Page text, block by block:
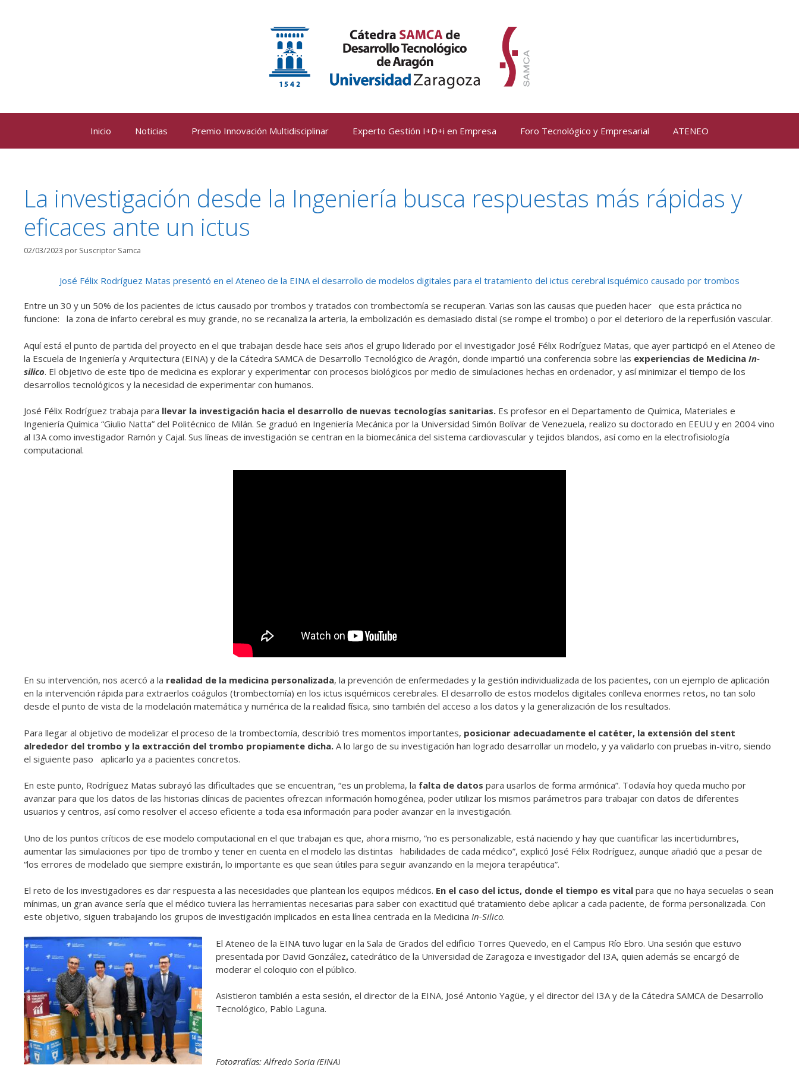
Inicio Noticias Premio Innovación Multidisciplinar Experto Gestión I+D+i en Empresa Foro Tecnológico y Empresarial ATENEO
La investigación desde la Ingeniería busca respuestas más rápidas y
eficaces ante un ictus
02/03/2023 por Suscriptor Samca
José Félix Rodríguez Matas presentó en el Ateneo de la EINA el desarrollo de modelos digitales para el tratamiento del ictus cerebral isquémico causado por trombos
Entre un 30 y un 50% de los pacientes de ictus causado por trombos y tratados con trombectomía se recuperan. Varias son las causas que pueden hacer que esta práctica no
funcione: la zona de infarto cerebral es muy grande, no se recanaliza la arteria, la embolización es demasiado distal (se rompe el trombo) o por el deterioro de la reperfusión vascular.
Aquí está el punto de partida del proyecto en el que trabajan desde hace seis años el grupo liderado por el investigador José Félix Rodríguez Matas, que ayer participó en el Ateneo de
la Escuela de Ingeniería y Arquitectura (EINA) y de la Cátedra SAMCA de Desarrollo Tecnológico de Aragón, donde impartió una conferencia sobre las experiencias de Medicina In-
silico. El objetivo de este tipo de medicina es explorar y experimentar con procesos biológicos por medio de simulaciones hechas en ordenador, y así minimizar el tiempo de los
desarrollos tecnológicos y la necesidad de experimentar con humanos.
José Félix Rodríguez trabaja para llevar la investigación hacia el desarrollo de nuevas tecnologías sanitarias. Es profesor en el Departamento de Química, Materiales e
Ingeniería Química “Giulio Natta” del Politécnico de Milán. Se graduó en Ingeniería Mecánica por la Universidad Simón Bolívar de Venezuela, realizo su doctorado en EEUU y en 2004 vino
al I3A como investigador Ramón y Cajal. Sus líneas de investigación se centran en la biomecánica del sistema cardiovascular y tejidos blandos, así como en la electrofisiología
computacional.
En su intervención, nos acercó a la realidad de la medicina personalizada, la prevención de enfermedades y la gestión individualizada de los pacientes, con un ejemplo de aplicación
en la intervención rápida para extraerlos coágulos (trombectomía) en los ictus isquémicos cerebrales. El desarrollo de estos modelos digitales conlleva enormes retos, no tan solo
desde el punto de vista de la modelación matemática y numérica de la realidad física, sino también del acceso a los datos y la generalización de los resultados.
Para llegar al objetivo de modelizar el proceso de la trombectomía, describió tres momentos importantes, posicionar adecuadamente el catéter, la extensión del stent
alrededor del trombo y la extracción del trombo propiamente dicha. A lo largo de su investigación han logrado desarrollar un modelo, y ya validarlo con pruebas in-vitro, siendo
el siguiente paso aplicarlo ya a pacientes concretos.
En este punto, Rodríguez Matas subrayó las dificultades que se encuentran, “es un problema, la falta de datos para usarlos de forma armónica”. Todavía hoy queda mucho por
avanzar para que los datos de las historias clínicas de pacientes ofrezcan información homogénea, poder utilizar los mismos parámetros para trabajar con datos de diferentes
usuarios y centros, así como resolver el acceso eficiente a toda esa información para poder avanzar en la investigación.
Uno de los puntos críticos de ese modelo computacional en el que trabajan es que, ahora mismo, “no es personalizable, está naciendo y hay que cuantificar las incertidumbres,
aumentar las simulaciones por tipo de trombo y tener en cuenta en el modelo las distintas habilidades de cada médico”, explicó José Félix Rodríguez, aunque añadió que a pesar de
“los errores de modelado que siempre existirán, lo importante es que sean útiles para seguir avanzando en la mejora terapéutica”.
El reto de los investigadores es dar respuesta a las necesidades que plantean los equipos médicos. En el caso del ictus, donde el tiempo es vital para que no haya secuelas o sean
mínimas, un gran avance sería que el médico tuviera las herramientas necesarias para saber con exactitud qué tratamiento debe aplicar a cada paciente, de forma personalizada. Con
este objetivo, siguen trabajando los grupos de investigación implicados en esta línea centrada en la Medicina In-Silico.
El Ateneo de la EINA tuvo lugar en la Sala de Grados del edificio Torres Quevedo, en el Campus Río Ebro. Una sesión que estuvo
presentada por David González, catedrático de la Universidad de Zaragoza e investigador del I3A, quien además se encargó de
moderar el coloquio con el público.
Asistieron también a esta sesión, el director de la EINA, José Antonio Yagüe, y el director del I3A y de la Cátedra SAMCA de Desarrollo
Tecnológico, Pablo Laguna.
Fotografías: Alfredo Soria (EINA)